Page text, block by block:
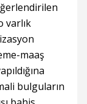
varlık
maaş
bulguların